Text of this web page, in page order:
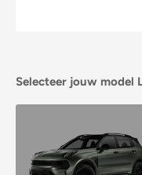
Selecteer jouw model